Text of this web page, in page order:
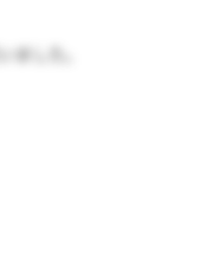
ました。